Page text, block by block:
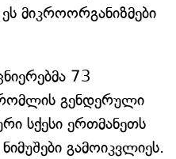
ეს მიკროორგანიზმები
73
რომლის გენდერული
სქესი ერთმანეთს
გამოიკვლიეს.